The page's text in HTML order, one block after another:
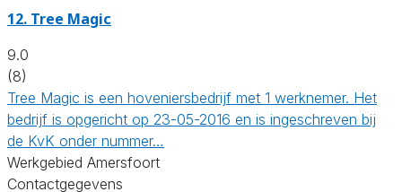
12. Tree Magic
9.0
(8)
Tree Magic is een hoveniersbedrijf met 1 werknemer. Het
bedrijf is opgericht op 23-05-2016 en is ingeschreven bij
de KvK onder nummer…
Werkgebied Amersfoort
Contactgegevens